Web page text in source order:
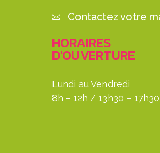
Contactez votre
HORAIRES
D'OUVERTURE
Lundi au Vendredi
8h – 12h / 13h30 – 17h30